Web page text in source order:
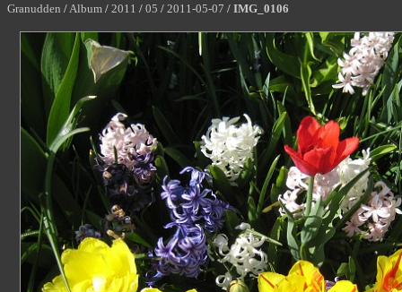
Granudden /Album / 2011 / 05 / 2011-05-07 / IMG_0106